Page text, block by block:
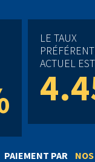
LE TAUX
ACTUEL
PAIEMENT PAR